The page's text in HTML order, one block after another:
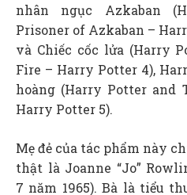
nhân ngục Azkaban
Prisoner of Azkaban –
và Chiếc cốc lửa (Harry
Fire – Harry Potter 4),
hoàng (Harry Potter and
Harry Potter 5).
Mẹ đẻ của tác phẩm này
thật là Joanne “Jo”
7 năm 1965). Bà là tiểu